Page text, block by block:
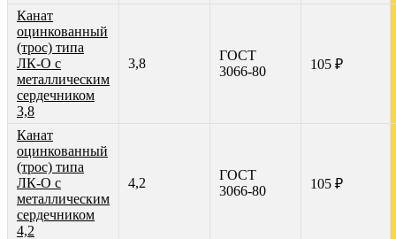
Канат
оцинкованный
(трос) типа
ЛК-О с
металлическим
сердечником
3,8
3,8
ГОСТ
3066-80
105 ₽
Канат
оцинкованный
(трос) типа
ЛК-О с
металлическим
сердечником
4,2
4,2
ГОСТ
3066-80
105 ₽